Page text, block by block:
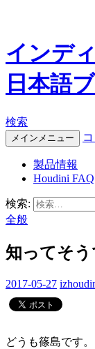
インデ
日本語
検索
メインメニュー
製品情報
Houdini FAQ
検索:
全般
知ってそ
2017-05-27
どうも篠島です